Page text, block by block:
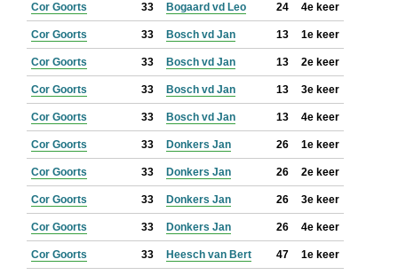
Cor Goorts 33 Bogaard vd Leo 24 4e keer
Cor Goorts 33 Bosch vd Jan 13 1e keer
Cor Goorts 33 Bosch vd Jan 13 2e keer
Cor Goorts 33 Bosch vd Jan 13 3e keer
Cor Goorts 33 Bosch vd Jan 13 4e keer
Cor Goorts 33 Donkers Jan 26 1e keer
Cor Goorts 33 Donkers Jan 26 2e keer
Cor Goorts 33 Donkers Jan 26 3e keer
Cor Goorts 33 Donkers Jan 26 4e keer
Cor Goorts 33 Heesch van Bert 47 1e keer